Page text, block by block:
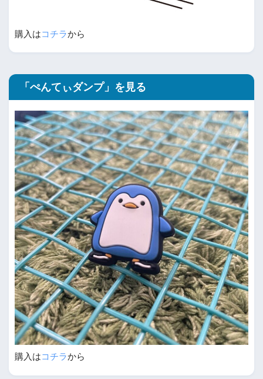
購入はコチラから
「ぺんてぃダンプ」を見る
購入はコチラから